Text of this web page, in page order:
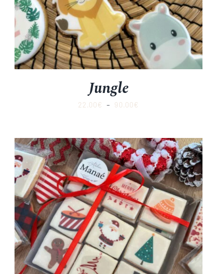
Jungle
22.00€ – 90.00€
22.00€
à
90.00€